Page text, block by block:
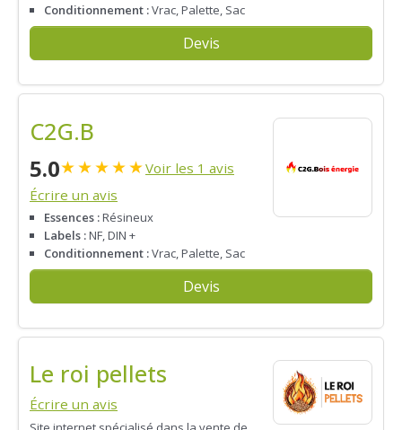
Conditionnement :Vrac, Palette, Sac
Devis
C2G.B
5.0★★★★★Voir les 1 avis
Écrire un avis
Essences :Résineux
Labels :NF, DIN +
Conditionnement :Vrac, Palette, Sac
Devis
Le roi pellets
Écrire un avis